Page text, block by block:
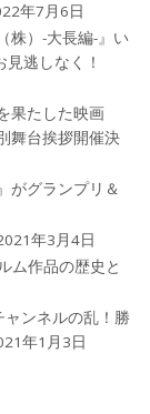
年7月6日
株）-大長編-』い
逃しなく！
果たした映画
舞台挨拶開催決
がグランプリ＆
年3月4日
ム作品の歴史と
ンネルの乱！勝
年1月3日